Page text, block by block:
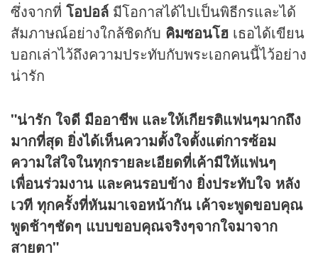
ซึ่งจากที่ โอปอล์ มีโอกาสได้ไปเป็นพิธีกรและได้
สัมภาษณ์อย่างใกล้ชิดกับ คิมซอนโฮ เธอได้เขียน
บอกเล่าไว้ถึงความประทับกับพระเอกคนนี้ไว้อย่าง
น่ารัก
"น่ารัก ใจดี มืออาชีพ และให้เกียรติแฟนๆมากถึง
มากที่สุด ยิ่งได้เห็นความตั้งใจตั้งแต่การซ้อม
ความใส่ใจในทุกรายละเอียดที่เค้ามีให้แฟนๆ
เพื่อนร่วมงาน และคนรอบข้าง ยิ่งประทับใจ หลัง
เวที ทุกครั้งที่หันมาเจอหน้ากัน เค้าจะพูดขอบคุณ
พูดช้าๆชัดๆ แบบขอบคุณจริงๆจากใจมาจาก
สายตา"